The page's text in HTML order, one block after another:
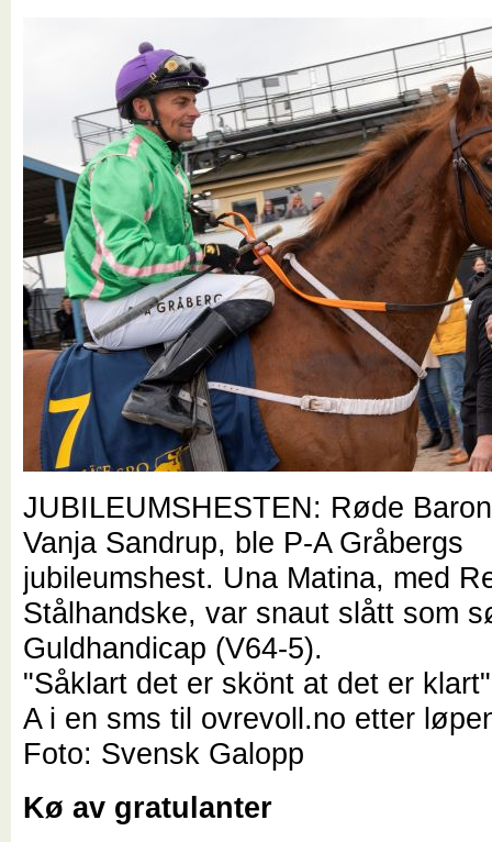
JUBILEUMSHESTEN: Røde
Vanja Sandrup, ble P-A Gråbergs
jubileumshest. Una Matina, med
Stålhandske, var snaut slått som
Guldhandicap (V64-5).
"Såklart det er skönt at det er
A i en sms til ovrevoll.no etter
Foto: Svensk Galopp
Kø av gratulanter